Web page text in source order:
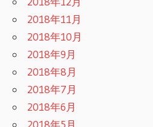
2018年11月
2018年10月
2018年9月
2018年8月
2018年7月
2018年6月
2018年5月